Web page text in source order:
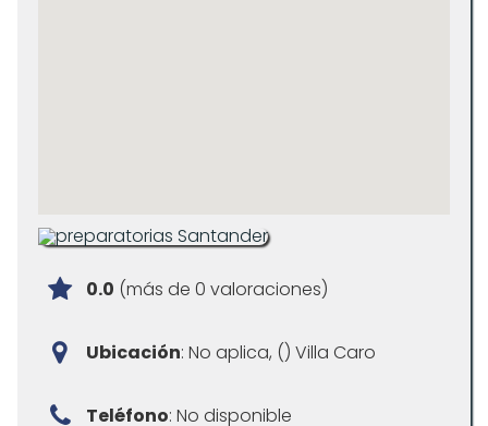
0.0 (más de 0 valoraciones)
Ubicación: No aplica, () Villa Caro
Teléfono: No disponible